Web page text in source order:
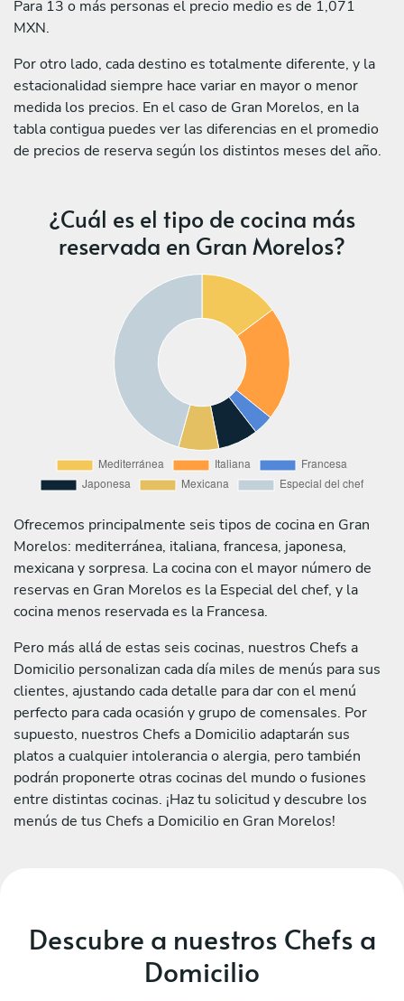
Para 13 o más personas el precio medio es de 1,071
MXN.
Por otro lado, cada destino es totalmente diferente, y la
estacionalidad siempre hace variar en mayor o menor
medida los precios. En el caso de Gran Morelos, en la
tabla contigua puedes ver las diferencias en el promedio
de precios de reserva según los distintos meses del año.
¿Cuál es el tipo de cocina más
reservada en Gran Morelos?
Ofrecemos principalmente seis tipos de cocina en Gran
Morelos: mediterránea, italiana, francesa, japonesa,
mexicana y sorpresa. La cocina con el mayor número de
reservas en Gran Morelos es la Especial del chef, y la
cocina menos reservada es la Francesa.
Pero más allá de estas seis cocinas, nuestros Chefs a
Domicilio personalizan cada día miles de menús para sus
clientes, ajustando cada detalle para dar con el menú
perfecto para cada ocasión y grupo de comensales. Por
supuesto, nuestros Chefs a Domicilio adaptarán sus
platos a cualquier intolerancia o alergia, pero también
podrán proponerte otras cocinas del mundo o fusiones
entre distintas cocinas. ¡Haz tu solicitud y descubre los
menús de tus Chefs a Domicilio en Gran Morelos!
Descubre a nuestros Chefs a
Domicilio